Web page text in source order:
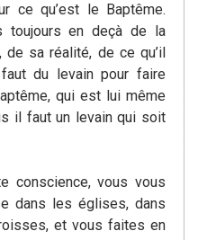
ce qu’est le Baptême.
toujours en deçà de la
sa réalité, de ce qu’il
du levain pour faire
qui est lui même
il faut un levain qui soit
conscience, vous vous
dans les églises, dans
et vous faites en